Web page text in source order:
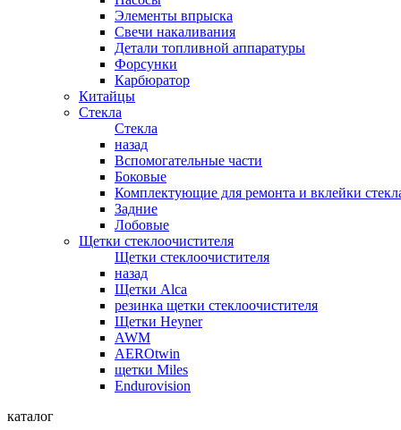
Элементы впрыска
Свечи накаливания
Детали топливной аппаратуры
Форсунки
Карбюратор
Китайцы
Стекла
Стекла
назад
Вспомогательные части
Боковые
Комплектующие для ремонта и вклейки
Задние
Лобовые
Щетки стеклоочистителя
Щетки стеклоочистителя
назад
Щетки Alca
резинка щетки стеклоочистителя
Щетки Heyner
AWM
AEROtwin
щетки Miles
Endurovision
каталог